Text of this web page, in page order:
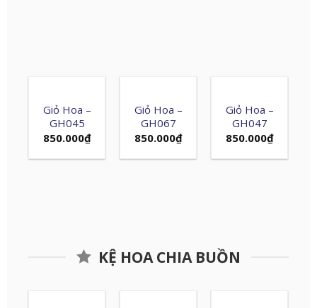
Giỏ Hoa –
GH045
850.000₫
Giỏ Hoa –
GH067
850.000₫
Giỏ Hoa –
GH047
850.000₫
KỆ HOA CHIA BUỒN